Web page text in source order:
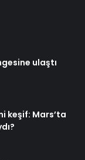
ulaştı
keşif: Mars’ta